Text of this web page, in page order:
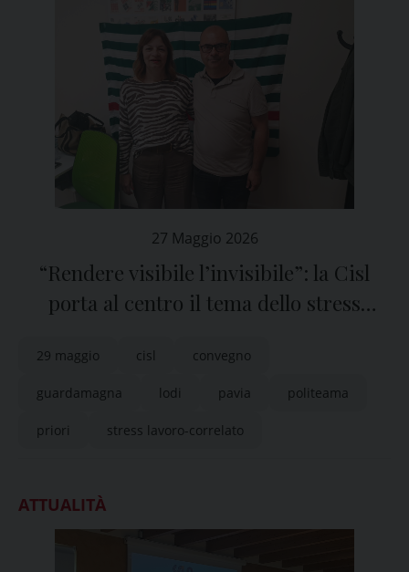
27 Maggio 2026
“Rendere visibile l’invisibile”: la Cisl
porta al centro il tema dello stress
29 maggio cisl convegno
guardamagna lodi pavia politeama
priori stress lavoro-correlato
ATTUALITÀ